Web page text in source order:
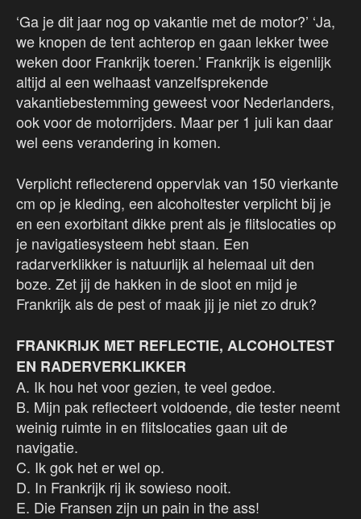
‘Ga je dit jaar nog op vakantie met de motor?’ ‘Ja,
we knopen de tent achterop en gaan lekker twee
weken door Frankrijk toeren.’ Frankrijk is eigenlijk
altijd al een welhaast vanzelfsprekende
vakantiebestemming geweest voor Nederlanders,
ook voor de motorrijders. Maar per 1 juli kan daar
wel eens verandering in komen.
Verplicht reflecterend oppervlak van 150 vierkante
cm op je kleding, een alcoholtester verplicht bij je
en een exorbitant dikke prent als je flitslocaties op
je navigatiesysteem hebt staan. Een
radarverklikker is natuurlijk al helemaal uit den
boze. Zet jij de hakken in de sloot en mijd je
Frankrijk als de pest of maak jij je niet zo druk?
FRANKRIJK MET REFLECTIE, ALCOHOLTEST
EN RADERVERKLIKKER
A. Ik hou het voor gezien, te veel gedoe.
B. Mijn pak reflecteert voldoende, die tester neemt
weinig ruimte in en flitslocaties gaan uit de
navigatie.
C. Ik gok het er wel op.
D. In Frankrijk rij ik sowieso nooit.
E. Die Fransen zijn un pain in the ass!